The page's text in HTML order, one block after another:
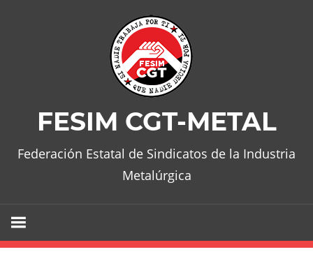
FESIM CGT-METAL
Federación Estatal de Sindicatos de la Industria
Metalúrgica